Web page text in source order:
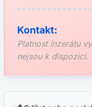
Kontakt:
Platnost inzerátu
nejsou k dispozici.